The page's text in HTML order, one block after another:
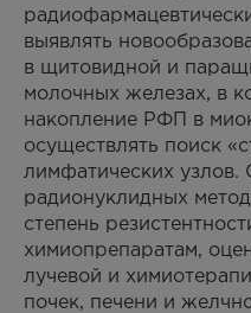
выявлять
в щитовидной и
молочных железах, в
накопление РФП в
осуществлять поиск
лимфатических
радионуклидных
степень
химиопрепаратам,
лучевой и
почек, печени и